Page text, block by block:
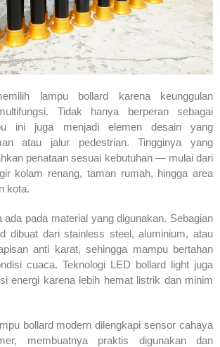
lampu bollard karena keunggulan
Tidak hanya berperan sebagai
ini juga menjadi elemen desain yang
atau jalur pedestrian. Tingginya yang
penataan sesuai kebutuhan — mulai dari
kolam renang, taman rumah, hingga area
kota.
ada pada material yang digunakan. Sebagian
dibuat dari stainless steel, aluminium, atau
anti karat, sehingga mampu bertahan
cuaca. Teknologi LED bollard light juga
energi karena lebih hemat listrik dan minim
bollard modern dilengkapi sensor cahaya
membuatnya praktis digunakan dan